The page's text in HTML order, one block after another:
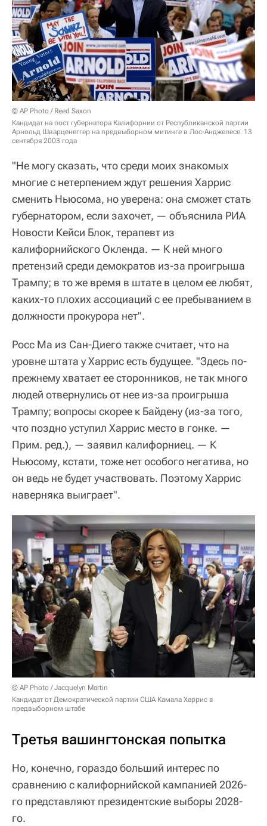
© AP Photo / Reed Saxon
Кандидат на пост губернатора Калифорнии от Республиканской партии
Арнольд Шварценеггер на предвыборном митинге в Лос-Анджелесе. 13
сентября 2003 года
"Не могу сказать, что среди моих знакомых
многие с нетерпением ждут решения Харрис
сменить Ньюсома, но уверена: она сможет стать
губернатором, если захочет, — объяснила РИА
Новости Кейси Блок, терапевт из
калифорнийского Окленда. — К ней много
претензий среди демократов из-за проигрыша
Трампу; в то же время в штате в целом ее любят,
каких-то плохих ассоциаций с ее пребыванием в
должности прокурора нет".
Росс Ма из Сан-Диего также считает, что на
уровне штата у Харрис есть будущее. "Здесь по-
прежнему хватает ее сторонников, не так много
людей отвернулись от нее из-за проигрыша
Трампу; вопросы скорее к Байдену (из-за того,
что поздно уступил Харрис место в гонке. —
Прим. ред.), — заявил калифорниец. — К
Ньюсому, кстати, тоже нет особого негатива, но
он ведь не будет участвовать. Поэтому Харрис
наверняка выиграет".
© AP Photo / Jacquelyn Martin
Кандидат от Демократической партии США Камала Харрис в
предвыборном штабе
Третья вашингтонская попытка
Но, конечно, гораздо больший интерес по
сравнению с калифорнийской кампанией 2026-
го представляют президентские выборы 2028-
го.